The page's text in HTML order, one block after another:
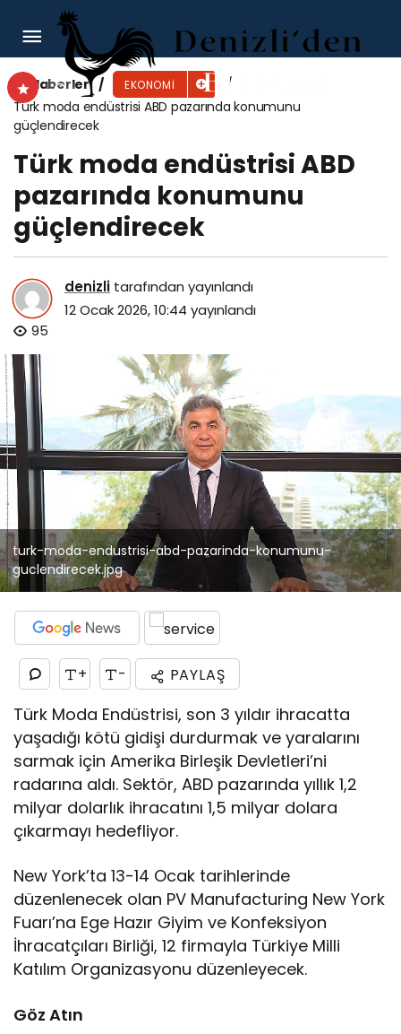
Haberler EKONOMI
Türk moda endüstrisi ABD pazarında konumunu
güçlendirecek
Türk moda endüstrisi ABD
pazarında konumunu
güçlendirecek
denizli tarafından yayınlandı
12 Ocak 2026, 10:44 yayınlandı
95
turk-moda-endustrisi-abd-pazarinda-konumunu-
guclendirecek.jpg
+ - PAYLAŞ
Türk Moda Endüstrisi, son 3 yıldır ihracatta
yaşadığı kötü gidişi durdurmak ve yaralarını
sarmak için Amerika Birleşik Devletleri’ni
radarına aldı. Sektör, ABD pazarında yıllık 1,2
milyar dolarlık ihracatını 1,5 milyar dolara
çıkarmayı hedefliyor.
New York’ta 13-14 Ocak tarihlerinde
düzenlenecek olan PV Manufacturing New York
Fuarı’na Ege Hazır Giyim ve Konfeksiyon
İhracatçıları Birliği, 12 firmayla Türkiye Milli
Katılım Organizasyonu düzenleyecek.
Göz Atın
Kınık Toptancı Hal Kompleksi ticaretin kalbi
olacak